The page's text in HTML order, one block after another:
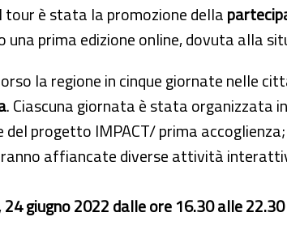
tour è stata la promozione della
una prima edizione online, dovuta alla
la regione in cinque giornate nelle
. Ciascuna giornata è stata organizzata
del progetto IMPACT/ prima
affiancate diverse attività
24 giugno 2022 dalle ore 16.30 alle